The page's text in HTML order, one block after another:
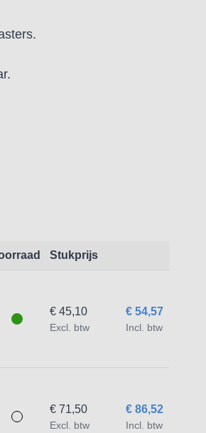
Stukprijs
€ 54,57
Incl. btw
€ 45,10
Excl. btw
€ 86,52
Incl. btw
€ 71,50
Excl. btw